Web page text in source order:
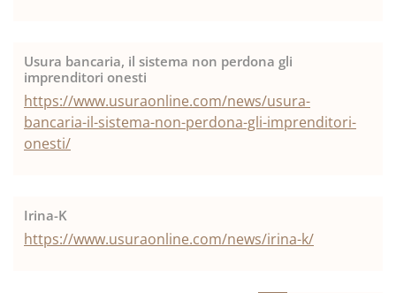
Usura bancaria, il sistema non perdona gli
imprenditori onesti
https://www.usuraonline.com/news/usura-
bancaria-il-sistema-non-perdona-gli-imprenditori-
onesti/
Irina-K
https://www.usuraonline.com/news/irina-k/